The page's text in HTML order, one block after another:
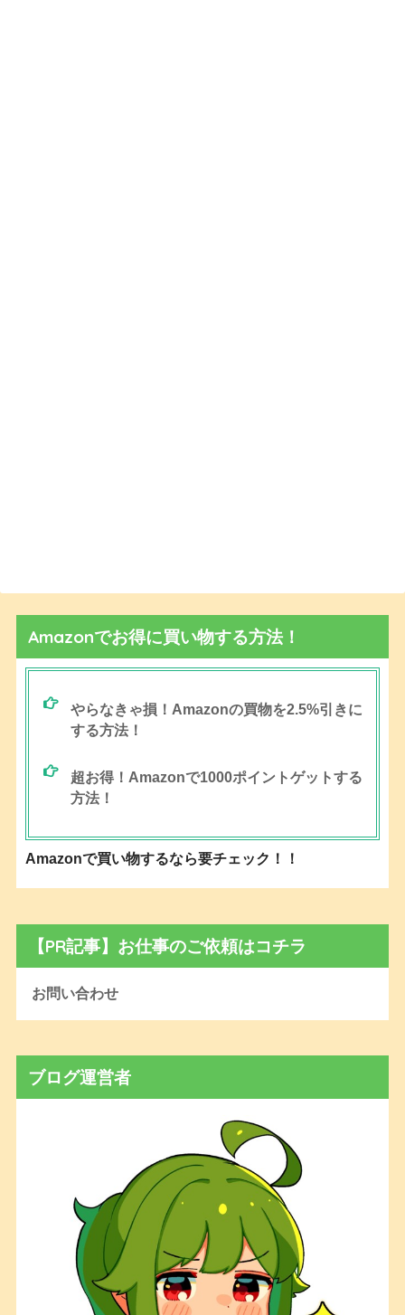
Amazonでお得に買い物する方法！
やらなきゃ損！Amazonの買物を2.5%引きに
する方法！
超お得！Amazonで1000ポイントゲットする
方法！
Amazonで買い物するなら要チェック！！
【PR記事】お仕事のご依頼はコチラ
お問い合わせ
ブログ運営者